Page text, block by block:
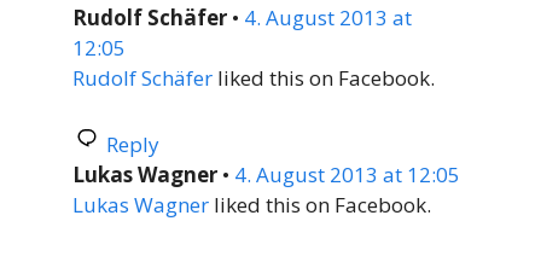
Rudolf Schäfer • 4. August 2013 at
12:05
Rudolf Schäfer liked this on Facebook.
Reply
Lukas Wagner • 4. August 2013 at 12:05
Lukas Wagner liked this on Facebook.